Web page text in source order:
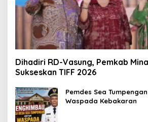
Dihadiri RD-Vasung, Pemkab
Sukseskan TIFF 2026
Pemdes Sea
Waspada Kebakaran